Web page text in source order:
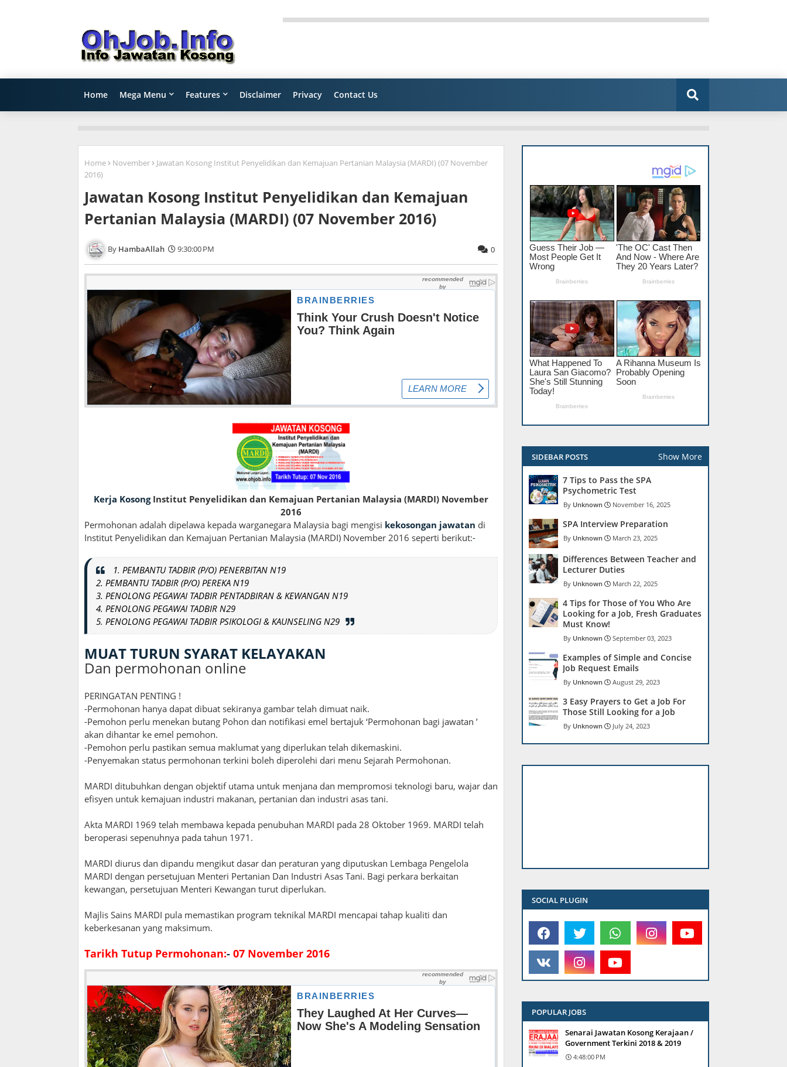
Home Mega Menu Features Disclaimer Privacy Contact Us
Home November
Jawatan Kosong Institut Penyelidikan dan Kemajuan Pertanian Malaysia (MARDI) (07 November
2016)
Jawatan Kosong Institut Penyelidikan dan Kemajuan
Pertanian Malaysia (MARDI) (07 November 2016)
HambaAllah 9:30:00 PM 0
Kerja KosongInstitut Penyelidikan dan Kemajuan Pertanian Malaysia (MARDI) November
2016
Permohonan adalah dipelawa kepada warganegara Malaysia bagi mengisi kekosongan jawatan di
Institut Penyelidikan dan Kemajuan Pertanian Malaysia (MARDI) November 2016 seperti berikut:-
1. PEMBANTU TADBIR (P/O) PENERBITAN N19
2. PEMBANTU TADBIR (P/O) PEREKA N19
3. PENOLONG PEGAWAI TADBIR PENTADBIRAN & KEWANGAN N19
4. PENOLONG PEGAWAI TADBIR N29
5. PENOLONG PEGAWAI TADBIR PSIKOLOGI & KAUNSELING N29
MUAT TURUN SYARAT KELAYAKAN
Dan permohonan online
PERINGATAN PENTING !
-Permohonan hanya dapat dibuat sekiranya gambar telah dimuat naik.
-Pemohon perlu menekan butang Pohon dan notifikasi emel bertajuk ‘Permohonan bagi jawatan ’
akan dihantar ke emel pemohon.
-Pemohon perlu pastikan semua maklumat yang diperlukan telah dikemaskini.
-Penyemakan status permohonan terkini boleh diperolehi dari menu Sejarah Permohonan.
MARDI ditubuhkan dengan objektif utama untuk menjana dan mempromosi teknologi baru, wajar dan
efisyen untuk kemajuan industri makanan, pertanian dan industri asas tani.
Akta MARDI 1969 telah membawa kepada penubuhan MARDI pada 28 Oktober 1969. MARDI telah
beroperasi sepenuhnya pada tahun 1971.
MARDI diurus dan dipandu mengikut dasar dan peraturan yang diputuskan Lembaga Pengelola
MARDI dengan persetujuan Menteri Pertanian Dan Industri Asas Tani. Bagi perkara berkaitan
kewangan, persetujuan Menteri Kewangan turut diperlukan.
Majlis Sains MARDI pula memastikan program teknikal MARDI mencapai tahap kualiti dan
keberkesanan yang maksimum.
Tarikh Tutup Permohonan:- 07 November 2016
SIDEBAR POSTS Show More
7 Tips to Pass the SPA
Psychometric Test
Unknown November 16, 2025
SPA Interview Preparation
Unknown March 23, 2025
Differences Between Teacher and
Lecturer Duties
Unknown March 22, 2025
4 Tips for Those of You Who Are
Looking for a Job, Fresh Graduates
Must Know!
Unknown September 03, 2023
Examples of Simple and Concise
Job Request Emails
Unknown August 29, 2023
3 Easy Prayers to Get a Job For
Those Still Looking for a Job
Unknown July 24, 2023
SOCIAL PLUGIN
POPULAR JOBS
Senarai Jawatan Kosong Kerajaan /
Government Terkini 2018 & 2019
4:48:00 PM